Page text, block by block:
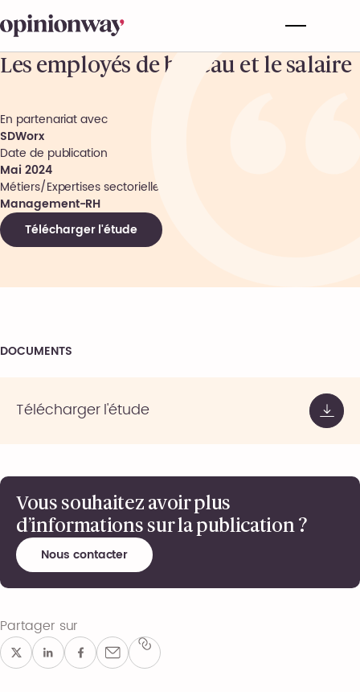
Les employés de bureau et le salaire
En partenariat avec
SDWorx
Date de publication
Mai 2024
Métiers/Expertises sectorielles
Management-RH
Télécharger l'étude
DOCUMENTS
Télécharger l'étude
Vous souhaitez avoir plus
d’informations sur la publication ?
Nous contacter
Partager sur